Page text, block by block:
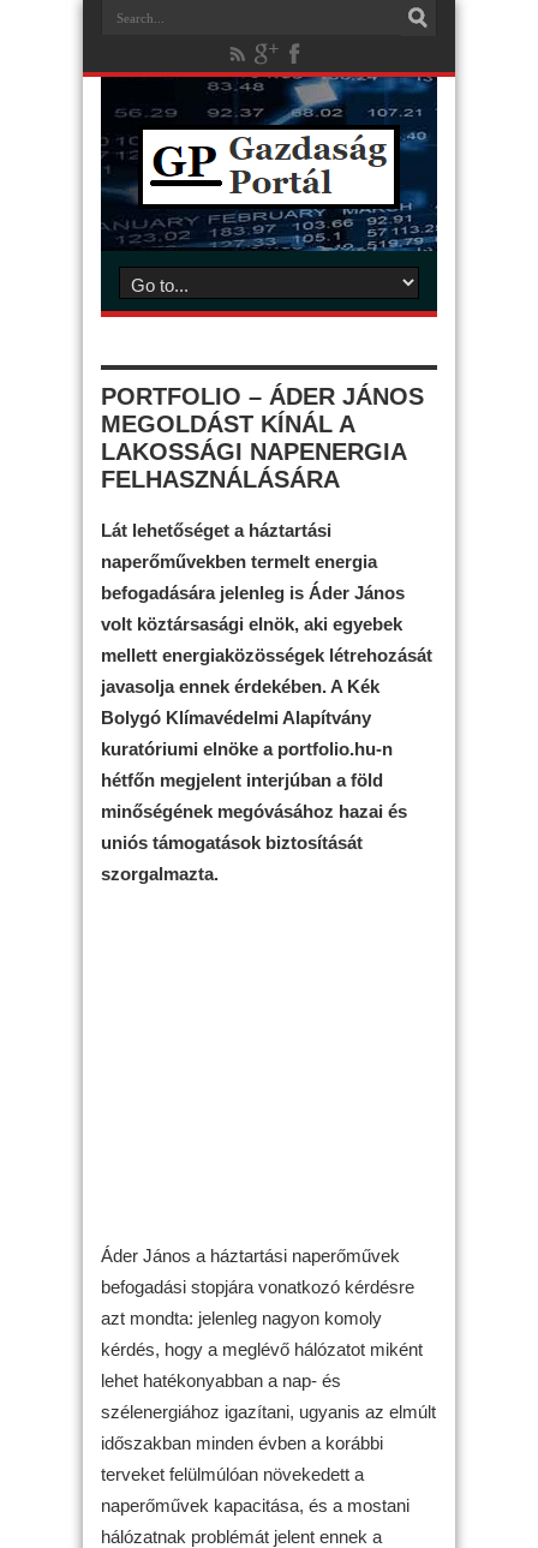
PORTFOLIO – ÁDER JÁNOS
MEGOLDÁST KÍNÁL A
LAKOSSÁGI NAPENERGIA
FELHASZNÁLÁSÁRA
Lát lehetőséget a háztartási
naperőművekben termelt energia
befogadására jelenleg is Áder János
volt köztársasági elnök, aki egyebek
mellett energiaközösségek létrehozását
javasolja ennek érdekében. A Kék
Bolygó Klímavédelmi Alapítvány
kuratóriumi elnöke a portfolio.hu-n
hétfőn megjelent interjúban a föld
minőségének megóvásához hazai és
uniós támogatások biztosítását
szorgalmazta.
Áder János a háztartási naperőművek
befogadási stopjára vonatkozó kérdésre
azt mondta: jelenleg nagyon komoly
kérdés, hogy a meglévő hálózatot miként
lehet hatékonyabban a nap- és
szélenergiához igazítani, ugyanis az elmúlt
időszakban minden évben a korábbi
terveket felülmúlóan növekedett a
naperőművek kapacitása, és a mostani
hálózatnak problémát jelent ennek a